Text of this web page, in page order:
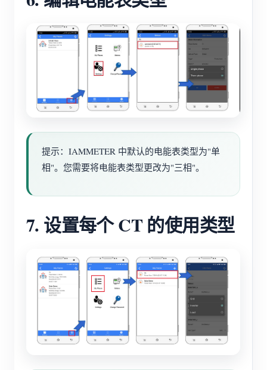
提示：IAMMETER 中默认的电能表类型为"单
相"。您需要将电能表类型更改为"三相"。
7. 设置每个 CT 的使用类型